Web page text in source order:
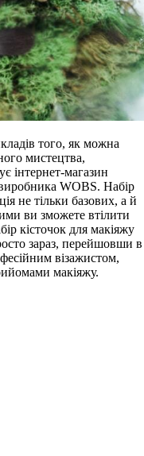
того, як можна
мистецтва,
інтернет-магазин
WOBS. Набір
не тільки базових, а й
ви зможете втілити
кісточок для макіяжу
зараз, перейшовши в
візажистом,
макіяжу.